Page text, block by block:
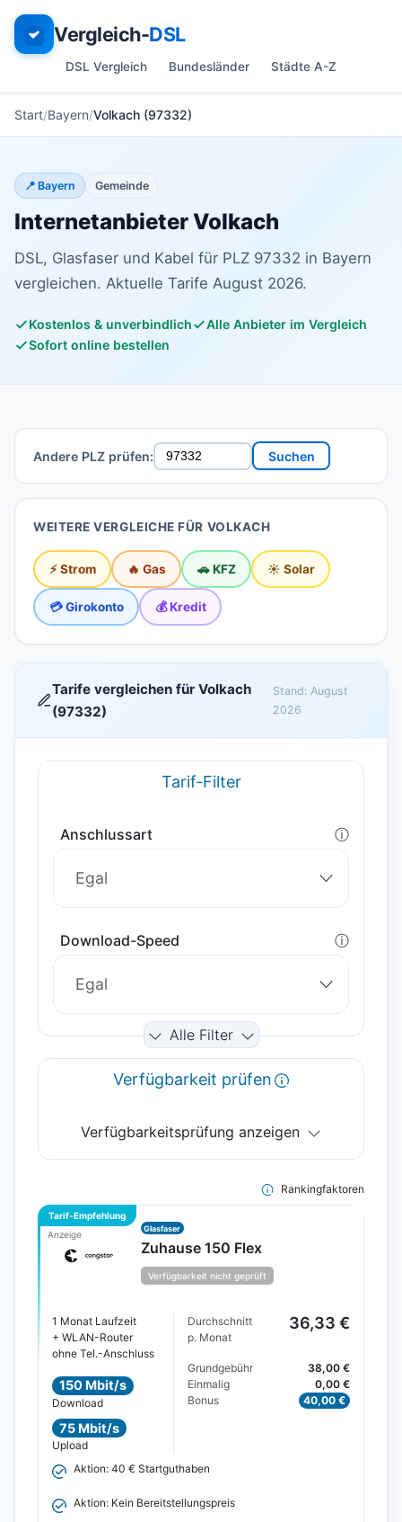
Vergleich-DSL
DSL Vergleich Bundesländer Städte A-Z
Start Bayern Volkach (97332)
📍 Bayern Gemeinde
Internetanbieter Volkach
DSL, Glasfaser und Kabel für PLZ 97332 in Bayern
vergleichen. Aktuelle Tarife August 2026.
Kostenlos & unverbindlich
Alle Anbieter im Vergleich
Sofort online bestellen
Andere PLZ prüfen: Suchen
WEITERE VERGLEICHE FÜR VOLKACH
⚡ Strom 🔥 Gas 🚗 KFZ ☀️ Solar
💳 Girokonto 💰 Kredit
Tarife vergleichen für Volkach
(97332)
Stand: August
2026